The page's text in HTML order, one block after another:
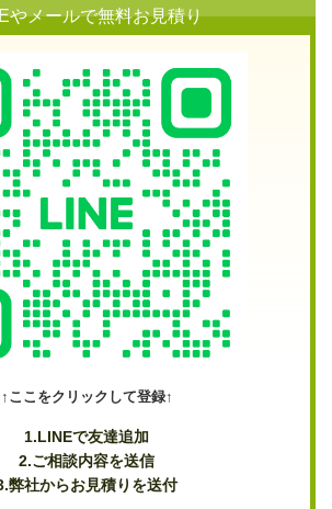
やメールで無料お見積り
↑ここをクリックして登録↑
1.LINEで友達追加
2.ご相談内容を送信
弊社からお見積りを送付